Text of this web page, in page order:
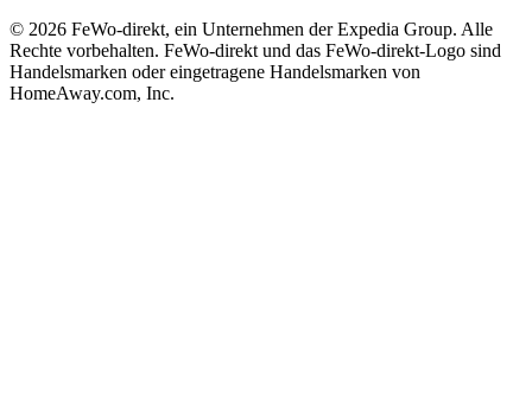
© 2026 FeWo-direkt, ein Unternehmen der Expedia Group. Alle
Rechte vorbehalten. FeWo-direkt und das FeWo-direkt-Logo sind
Handelsmarken oder eingetragene Handelsmarken von
HomeAway.com, Inc.